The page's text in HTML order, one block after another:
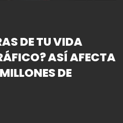
DE TU VIDA
ASÍ AFECTA
DE